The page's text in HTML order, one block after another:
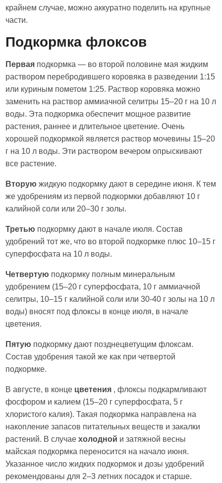
крайнем случае, можно аккуратно поделить на крупные
части.
Подкормка флоксов
Первая подкормка — во второй половине мая жидким
раствором перебродившего коровяка в разведении 1:15
или куриным пометом 1:25. Раствор коровяка можно
заменить на раствор аммиачной селитры 15–20 г на 10 л
воды. Эта подкормка обеспечит мощное развитие
растения, раннее и длительное цветение. Очень
хорошей подкормкой является раствор мочевины 15–20
г на 10 л воды. Эти раствором вечером опрыскивают
все растение.
Вторуюжидкую подкормку дают в середине июня. К тем
же удобрениям из первой подкормки добавляют 10 г
калийной соли или 20–30 г золы.
Третью подкормку дают в начале июля. Состав
удобрений тот же, что во второй подкормке плюс 10–15 г
суперфосфата на 10 л воды.
Четвертую подкормку полным минеральным
удобрением (15–20 г суперфосфата, 10 г аммиачной
селитры, 10–15 г калийной соли или 30-40 г золы на 10 л
воды) вносят под флоксы в конце июля, в начале
цветения.
Пятую подкормку дают позднецветущим флоксам.
Состав удобрения такой же как при четвертой
подкормке.
В августе, в конце цветения , флоксы подкармливают
фосфором и калием (15–20 г суперфосфата, 5 г
хлористого калия). Такая подкормка направлена на
накопление запасов питательных веществ и закалки
растений. В случаехолодной и затяжной весны
майская подкормка переносится на начало июня.
Указанное число жидких подкормок и дозы удобрений
рекомендованы для 2–3 летних посадок и старше.